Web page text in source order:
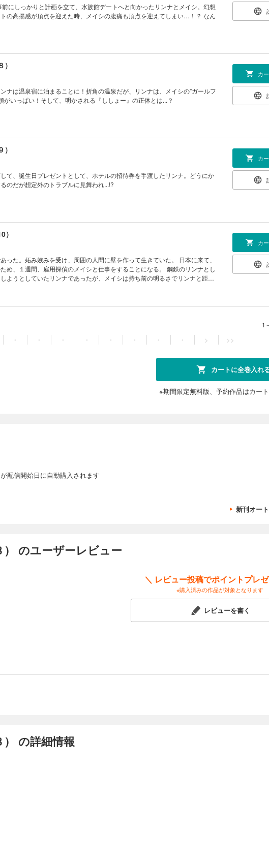
にしっかりと計画を立て、水族館デートへと向かったリンナとメイシ。幻想
の高揚感が頂点を迎えた時、メイシの腹痛も頂点を迎えてしまい…！？ なん
ナは温泉宿に泊まることに！折角の温泉だが、リンナは、メイシの”ガールフ
がいっぱい！そして、明かされる『ししょー』の正体とは...？
カ
て、誕生日プレゼントとして、ホテルの招待券を手渡したリンナ。どうにか
のだが想定外のトラブルに見舞われ...!?
カ
）
った。妬み嫉みを受け、周囲の人間に壁を作って生きていた。 日本に来て、
め、１週間、雇用探偵のメイシと仕事をすることになる。 鋼鉄のリンナとし
ようとしていたリンナであったが、メイシは持ち前の明るさでリンナと距離
カ
1
・ ・ ・ ・ ・ ・ ・ ・ > >>
カートに全巻入れ
※期間限定無料版、予約作品はカー
配信開始日に自動購入されます
新刊オー
のユーザーレビュー
＼ レビュー投稿でポイントプレ
※購入済みの作品が対象となります
レビューを書く
の詳細情報